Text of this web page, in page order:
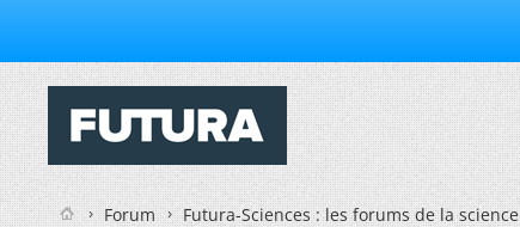
Forum Futura-Sciences : les forums de la science